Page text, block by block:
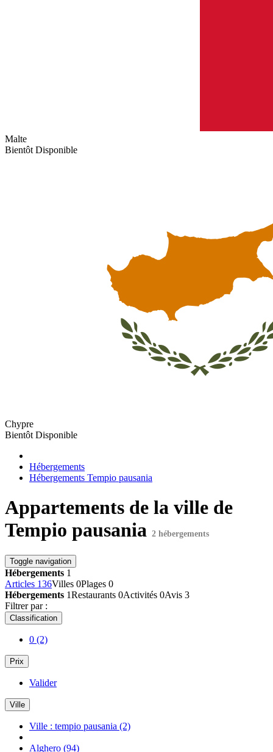
Malte
Bientôt Disponible
Chypre
Bientôt Disponible
Hébergements
Hébergements Tempio pausania
Appartements de la ville de
Tempio pausania 2 hébergements
Toggle navigation
Hébergements 1
Articles 136Villes 0Plages 0
Hébergements 1Restaurants 0Activités 0Avis 3
Filtrer par :
Classification
0 (2)
Prix
Valider
Ville
Ville : tempio pausania (2)
Alghero (94)